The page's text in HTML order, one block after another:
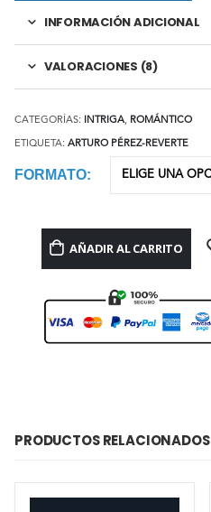
INFORMACIÓN ADICIONAL
VALORACIONES (8)
CATEGORÍAS: INTRIGA, ROMÁNTICO
ETIQUETA: ARTURO PÉREZ-REVERTE
FORMATO
AÑADIR AL CARRITO
PRODUCTOS RELACIONADOS